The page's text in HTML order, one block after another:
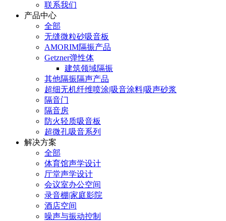
联系我们
产品中心
全部
无缝微粒砂吸音板
AMORIM隔振产品
Getzner弹性体
建筑领域隔振
其他隔振隔声产品
超细无机纤维喷涂|吸音涂料|吸声砂浆
隔音门
隔音房
防火轻质吸音板
超微孔吸音系列
解决方案
全部
体育馆声学设计
厅堂声学设计
会议室办公空间
录音棚|家庭影院
酒店空间
噪声与振动控制